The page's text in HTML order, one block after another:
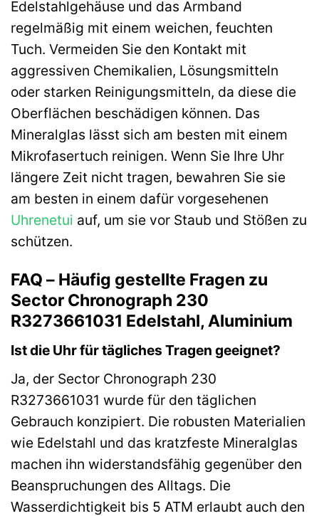
Edelstahlgehäuse und das Armband
regelmäßig mit einem weichen, feuchten
Tuch. Vermeiden Sie den Kontakt mit
aggressiven Chemikalien, Lösungsmitteln
oder starken Reinigungsmitteln, da diese die
Oberflächen beschädigen können. Das
Mineralglas lässt sich am besten mit einem
Mikrofasertuch reinigen. Wenn Sie Ihre Uhr
längere Zeit nicht tragen, bewahren Sie sie
am besten in einem dafür vorgesehenen
Uhrenetui auf, um sie vor Staub und Stößen zu
schützen.
FAQ – Häufig gestellte Fragen zu
Sector Chronograph 230
R3273661031 Edelstahl, Aluminium
Ist die Uhr für tägliches Tragen geeignet?
Ja, der Sector Chronograph 230
R3273661031 wurde für den täglichen
Gebrauch konzipiert. Die robusten Materialien
wie Edelstahl und das kratzfeste Mineralglas
machen ihn widerstandsfähig gegenüber den
Beanspruchungen des Alltags. Die
Wasserdichtigkeit bis 5 ATM erlaubt auch den